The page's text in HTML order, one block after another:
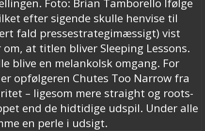
efter sigende skulle henvise til
fald pressestrategimæssigt) vist
at titlen bliver Sleeping Lessons.
blive en melankolsk omgang. For
opfølgeren Chutes Too Narrow fra
– ligesom mere straight og roots-
end de hidtidige udspil. Under alle
en perle i udsigt.